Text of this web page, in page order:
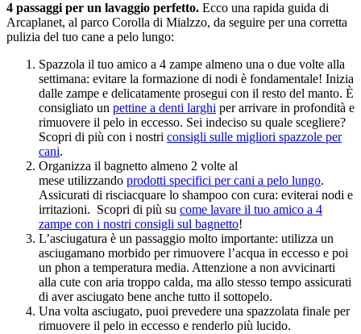
4 passaggi per un lavaggio perfetto. Ecco una rapida guida di
Arcaplanet, al parco Corolla di Mialzzo, da seguire per una corretta
pulizia del tuo cane a pelo lungo:
Spazzola il tuo amico a 4 zampe almeno una o due volte alla
settimana: evitare la formazione di nodi è fondamentale! Inizia
dalle zampe e delicatamente prosegui con il resto del manto. È
consigliato un pettine a denti larghi per arrivare in profondità e
rimuovere il pelo in eccesso. Sei indeciso su quale scegliere?
Scopri di più con i nostri consigli sulle migliori spazzole per
cani.
Organizza il bagnetto almeno 2 volte al
mese utilizzando prodotti specifici per cani a pelo lungo.
Assicurati di risciacquare lo shampoo con cura: eviterai nodi e
irritazioni. Scopri di più su come lavare il tuo amico a 4
zampe con i nostri consigli sul bagnetto!
L’asciugatura è un passaggio molto importante: utilizza un
asciugamano morbido per rimuovere l’acqua in eccesso e poi
un phon a temperatura media. Attenzione a non avvicinarti
alla cute con aria troppo calda, ma allo stesso tempo assicurati
di aver asciugato bene anche tutto il sottopelo.
Una volta asciugato, puoi prevedere una spazzolata finale per
rimuovere il pelo in eccesso e renderlo più lucido.